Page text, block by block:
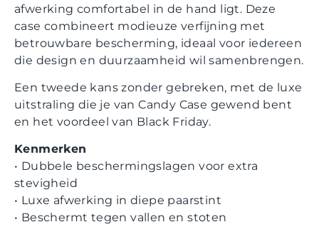
afwerking comfortabel in de hand ligt. Deze
case combineert modieuze verfijning met
betrouwbare bescherming, ideaal voor iedereen
die design en duurzaamheid wil samenbrengen.
Een tweede kans zonder gebreken, met de luxe
uitstraling die je van Candy Case gewend bent
en het voordeel van Black Friday.
Kenmerken
• Dubbele beschermingslagen voor extra
stevigheid
• Luxe afwerking in diepe paarstint
• Beschermt tegen vallen en stoten